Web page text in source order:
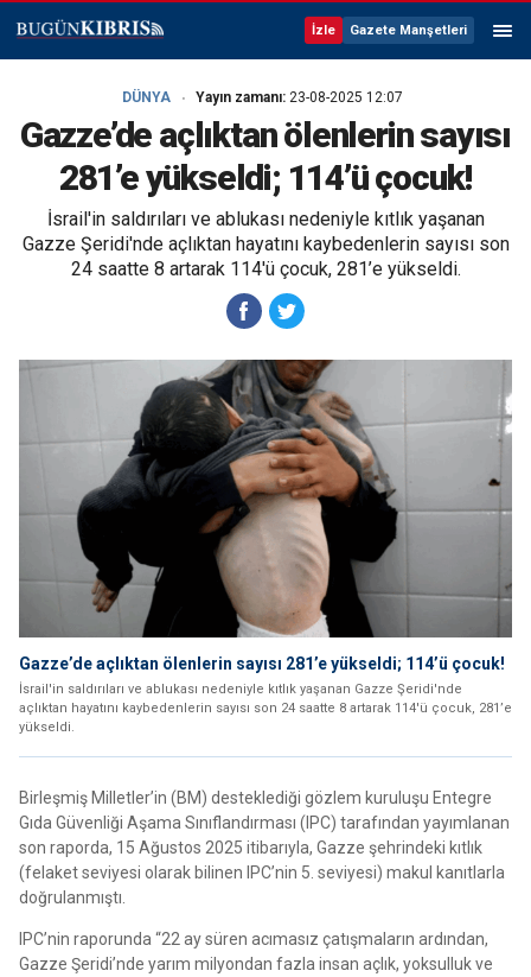
İzle Gazete Manşetleri
DÜNYA Yayın zamanı: 23-08-2025 12:07
Gazze’de açlıktan ölenlerin sayısı
281’e yükseldi; 114’ü çocuk!
İsrail'in saldırıları ve ablukası nedeniyle kıtlık yaşanan
Gazze Şeridi'nde açlıktan hayatını kaybedenlerin sayısı son
24 saatte 8 artarak 114'ü çocuk, 281’e yükseldi.
Gazze’de açlıktan ölenlerin sayısı 281’e yükseldi; 114’ü çocuk!
İsrail'in saldırıları ve ablukası nedeniyle kıtlık yaşanan Gazze Şeridi'nde
açlıktan hayatını kaybedenlerin sayısı son 24 saatte 8 artarak 114'ü çocuk, 281’e
yükseldi.
Birleşmiş Milletler’in (BM) desteklediği gözlem kuruluşu Entegre
Gıda Güvenliği Aşama Sınıflandırması (IPC) tarafından yayımlanan
son raporda, 15 Ağustos 2025 itibarıyla, Gazze şehrindeki kıtlık
(felaket seviyesi olarak bilinen IPC’nin 5. seviyesi) makul kanıtlarla
doğrulanmıştı.
IPC’nin raporunda “22 ay süren acımasız çatışmaların ardından,
Gazze Şeridi’nde yarım milyondan fazla insan açlık, yoksulluk ve